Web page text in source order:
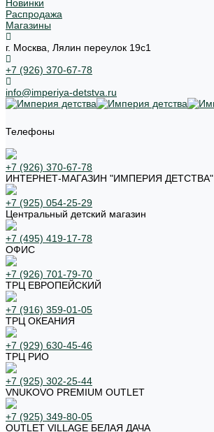
Новинки
Распродажа
Магазины
г. Москва, Лялин переулок 19с1
+7 (926) 370-67-78
info@imperiya-detstva.ru
Телефоны
+7 (926) 370-67-78
ИНТЕРНЕТ-МАГАЗИН "ИМПЕРИЯ ДЕТСТВА"
+7 (925) 054-25-29
Центральный детский магазин
+7 (495) 419-17-78
ОФИС
+7 (926) 701-79-70
ТРЦ ЕВРОПЕЙСКИЙ
+7 (916) 359-01-05
ТРЦ ОКЕАНИЯ
+7 (929) 630-45-46
ТРЦ РИО
+7 (925) 302-25-44
VNUKOVO PREMIUM OUTLET
+7 (925) 349-80-05
OUTLET VILLAGE БЕЛАЯ ДАЧА